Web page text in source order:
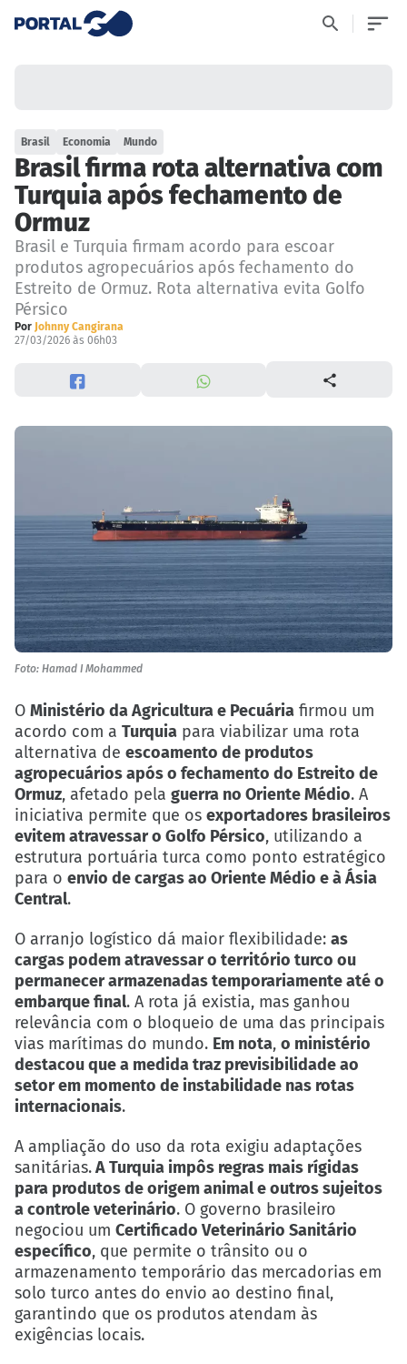
Brasil Economia Mundo
Brasil firma rota alternativa com
Turquia após fechamento de
Ormuz
Brasil e Turquia firmam acordo para escoar
produtos agropecuários após fechamento do
Estreito de Ormuz. Rota alternativa evita Golfo
Pérsico
Por Johnny Cangirana
27/03/2026 às 06h03
Foto: Hamad I Mohammed
O Ministério da Agricultura e Pecuária firmou um
acordo com a Turquia para viabilizar uma rota
alternativa de escoamento de produtos
agropecuários após o fechamento do Estreito de
Ormuz, afetado pela guerra no Oriente Médio. A
iniciativa permite que os exportadores brasileiros
evitem atravessar o Golfo Pérsico, utilizando a
estrutura portuária turca como ponto estratégico
para o envio de cargas ao Oriente Médio e à Ásia
Central.
O arranjo logístico dá maior flexibilidade: as
cargas podem atravessar o território turco ou
permanecer armazenadas temporariamente até o
embarque final. A rota já existia, mas ganhou
relevância com o bloqueio de uma das principais
vias marítimas do mundo. Em nota, o ministério
destacou que a medida traz previsibilidade ao
setor em momento de instabilidade nas rotas
internacionais.
A ampliação do uso da rota exigiu adaptações
sanitárias.A Turquia impôs regras mais rígidas
para produtos de origem animal e outros sujeitos
a controle veterinário. O governo brasileiro
negociou um Certificado Veterinário Sanitário
específico, que permite o trânsito ou o
armazenamento temporário das mercadorias em
solo turco antes do envio ao destino final,
garantindo que os produtos atendam às
exigências locais.